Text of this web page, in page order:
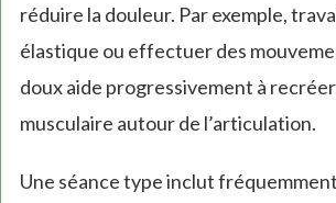
réduire la douleur. Par exemple,
élastique ou effectuer des
doux aide progressivement à
musculaire autour de l’articulation.
Une séance type inclut